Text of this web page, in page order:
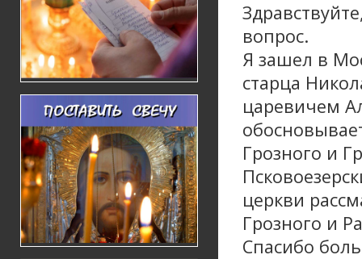
вопрос.
Я зашел в
старца
царевичем
Грозного и
церкви
Грозного и
Спасибо